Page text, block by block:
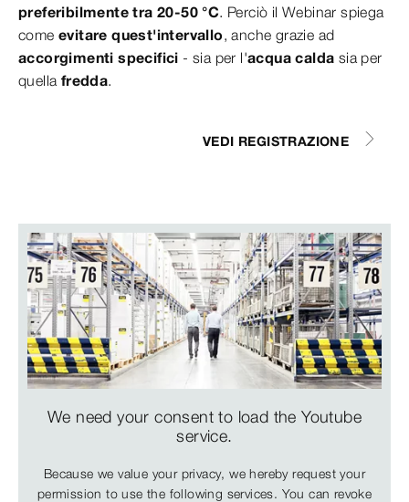
preferibilmente tra 20-50 °C. Perciò il Webinar spiega
come evitare quest'intervallo, anche grazie ad
accorgimenti specifici - sia per l'acqua calda sia per
quella fredda.
VEDI REGISTRAZIONE
We need your consent to load the Youtube
service.
Because we value your privacy, we hereby request your
permission to use the following services. You can revoke